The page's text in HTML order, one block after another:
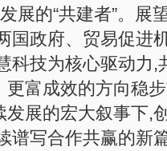
展的“共建者”。展
国政府、贸易促进
科技为核心驱动力,
更富成效的方向稳
展的宏大叙事下,
谱写合作共赢的新